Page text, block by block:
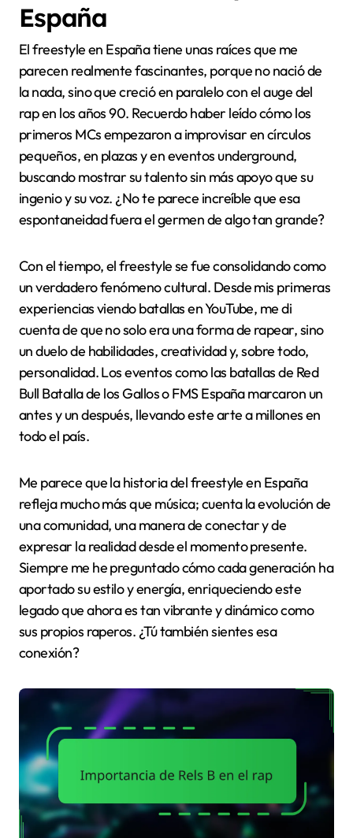
España
El freestyle en España tiene unas raíces que me
parecen realmente fascinantes, porque no nació de
la nada, sino que creció en paralelo con el auge del
rap en los años 90. Recuerdo haber leído cómo los
primeros MCs empezaron a improvisar en círculos
pequeños, en plazas y en eventos underground,
buscando mostrar su talento sin más apoyo que su
ingenio y su voz. ¿No te parece increíble que esa
espontaneidad fuera el germen de algo tan grande?
Con el tiempo, el freestyle se fue consolidando como
un verdadero fenómeno cultural. Desde mis primeras
experiencias viendo batallas en YouTube, me di
cuenta de que no solo era una forma de rapear, sino
un duelo de habilidades, creatividad y, sobre todo,
personalidad. Los eventos como las batallas de Red
Bull Batalla de los Gallos o FMS España marcaron un
antes y un después, llevando este arte a millones en
todo el país.
Me parece que la historia del freestyle en España
refleja mucho más que música; cuenta la evolución de
una comunidad, una manera de conectar y de
expresar la realidad desde el momento presente.
Siempre me he preguntado cómo cada generación ha
aportado su estilo y energía, enriqueciendo este
legado que ahora es tan vibrante y dinámico como
sus propios raperos. ¿Tú también sientes esa
conexión?